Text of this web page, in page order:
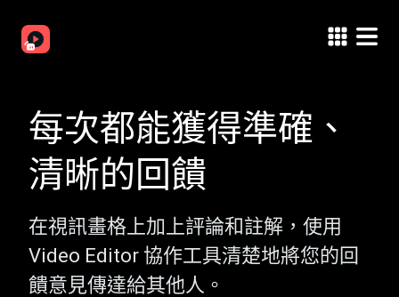
每次都能獲得準確、
清晰的回饋
在視訊畫格上加上評論和註解，使用
Video Editor 協作工具清楚地將您的回
饋意見傳達給其他人。